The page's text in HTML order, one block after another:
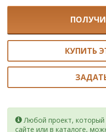
КУПИТЬ
Любой проект,
сайте или в каталоге,